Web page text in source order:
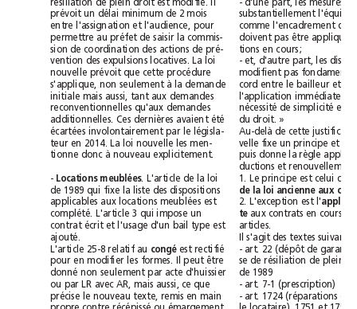
prévoit un délai minimum de 2 mois
entre l'assignation et l'audience, pour
permettre au préfet de saisir la commis-
sion de coordination des actions de pré-
vention des expulsions locatives. La loi
nouvelle prévoit que cette procédure
s'applique, non seulement à la demande
initiale mais aussi, tant aux demandes
reconventionnelles qu'aux demandes
additionnelles. Ces dernières avaient été
écartées involontairement par le législa-
teur en 2014. La loi nouvelle les men-
tionne donc à nouveau explicitement.
- Locations meublées . L'article de la loi
de 1989 qui fixe la liste des dispositions
applicables aux locations meublées est
complété. L'article 3 qui impose un
contrat écrit et l'usage d'un bail type est
ajouté.
congé
est rectifié
pour en modifier les formes. Il peut être
donné non seulement par acte d'huissier
ou par LR avec AR, mais aussi, ce que
précise le nouveau texte, remis en main
tions en cours;
du droit. »
2. L'exception est l'
te
articles.
de 1989
- art. 7-1 (prescription)